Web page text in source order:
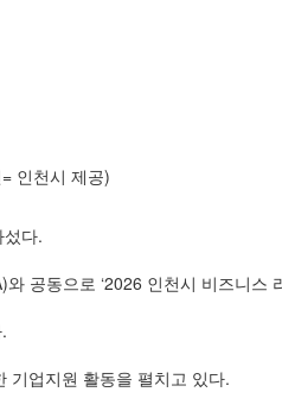
인천시 제공)
다.
공동으로 ‘2026 인천시 비즈니스
기업지원 활동을 펼치고 있다.